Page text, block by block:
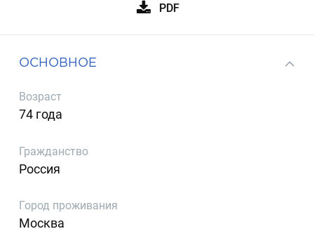
PDF
ОСНОВНОЕ
Возраст
74 года
Гражданство
Россия
Город проживания
Москва